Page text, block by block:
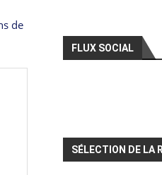
de
FLUX SOCIAL
SÉLECTION DE LA